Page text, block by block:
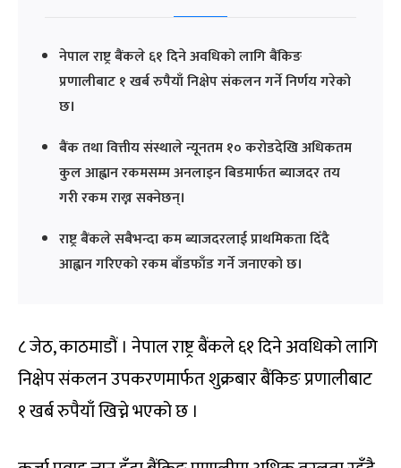
नेपाल राष्ट्र बैंकले ६१ दिने अवधिको लागि बैंकिङ
प्रणालीबाट १ खर्ब रुपैयाँ निक्षेप संकलन गर्ने निर्णय गरेको
छ।
बैंक तथा वित्तीय संस्थाले न्यूनतम १० करोडदेखि अधिकतम
कुल आह्वान रकमसम्म अनलाइन बिडमार्फत ब्याजदर तय
गरी रकम राख्न सक्नेछन्।
राष्ट्र बैंकले सबैभन्दा कम ब्याजदरलाई प्राथमिकता दिँदै
आह्वान गरिएको रकम बाँडफाँड गर्ने जनाएको छ।
८ जेठ, काठमाडौं । नेपाल राष्ट्र बैंकले ६१ दिने अवधिको लागि
निक्षेप संकलन उपकरणमार्फत शुक्रबार बैंकिङ प्रणालीबाट
१ खर्ब रुपैयाँ खिच्ने भएको छ ।